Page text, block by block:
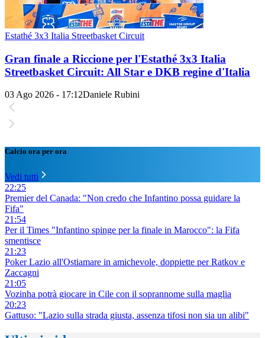
Estathé 3x3 Italia Streetbasket Circuit
Gran finale a Riccione per l'Estathé 3x3 Italia
Streetbasket Circuit: All Star e DKB regine d'Italia
03 Ago 2026 - 17:12Daniele Rubini
Calcio ora per ora
Vedi tutti
22:25
Premier del Canada: "Non credo che Infantino possa guidare la
Fifa"
21:54
Per il Times "Infantino spinge per la finale in Marocco": la Fifa
smentisce
21:23
Poker Lazio all'Ostiamare in amichevole, doppiette per Ratkov e
Zaccagni
21:05
Vozinha potrà giocare in Cile con il soprannome sulla maglia
20:23
Gattuso: "Lazio sulla strada giusta, assenza tifosi non sia un alibi"